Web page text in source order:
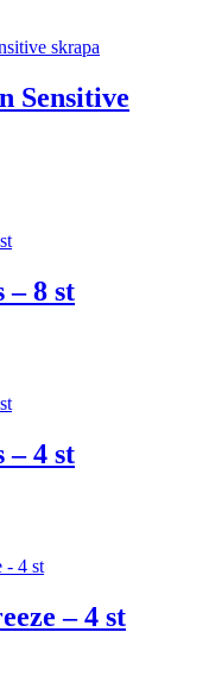
Sensitive
– 8 st
– 4 st
– 4 st